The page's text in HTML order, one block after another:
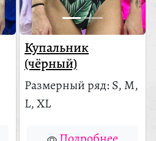
Купальник
(чёрный)
Размерный ряд: S, M,
L, XL